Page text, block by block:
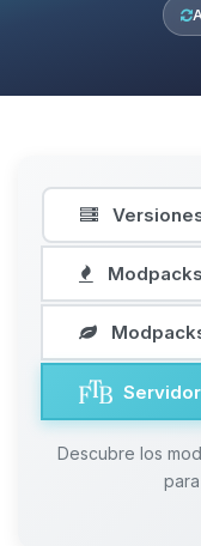
Descubre los